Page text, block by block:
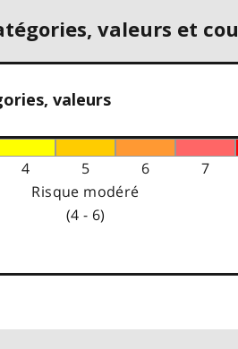
valeurs et
valeurs
4 5 6 7
Risque modéré
(4 - 6)